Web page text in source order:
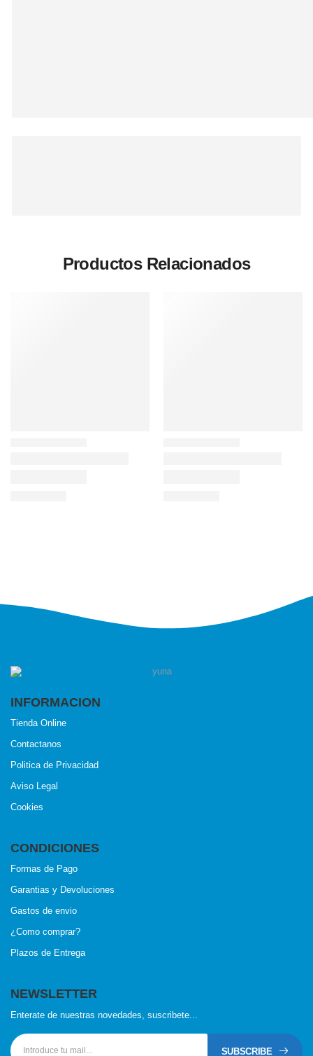
Productos Relacionados
INFORMACION
Tienda Online
Contactanos
Politica de Privacidad
Aviso Legal
Cookies
CONDICIONES
Formas de Pago
Garantias y Devoluciones
Gastos de envio
¿Como comprar?
Plazos de Entrega
NEWSLETTER
Enterate de nuestras novedades, suscribete...
SUBSCRIBE